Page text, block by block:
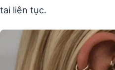
tai liên tục.